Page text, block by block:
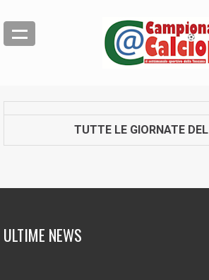
TUTTE LE GIORNATE DEL
ULTIME NEWS